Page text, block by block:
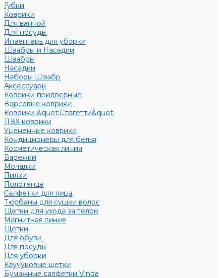
Губки
Коврики
Для ванной
Для посуды
Инвентарь для уборки
Швабры и Насадки
Швабры
Насадки
Наборы Швабр
Аксессуары
Коврики придверные
Ворсовые коврики
Коврики &quot;Спагетти&quot;
ПВХ коврики
Уцененные коврики
Кондиционеры для белья
Косметическая линия
Варежки
Мочалки
Пилки
Полотенца
Салфетки для лица
Тюрбаны для сушки волос
Щетки для ухода за телом
Магнитная линия
Щетки
Для обуви
Для посуды
Для уборки
Каучуковые щетки
Бумажные салфетки Vinda